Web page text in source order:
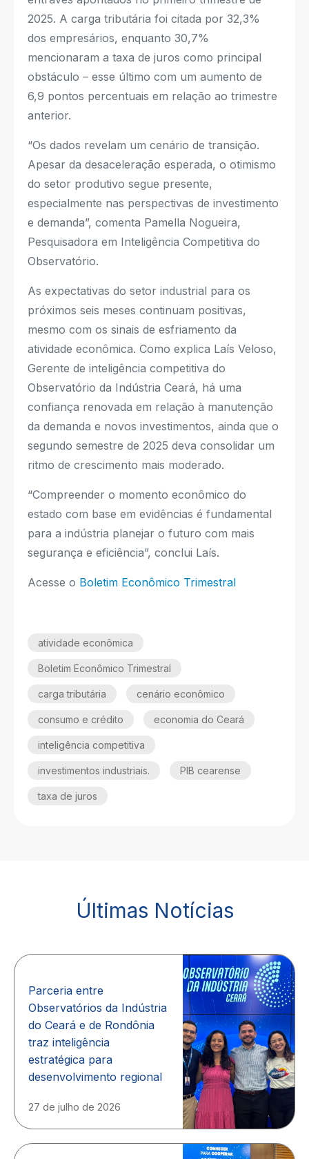
2025. A carga tributária foi citada por 32,3%
dos empresários, enquanto 30,7%
mencionaram a taxa de juros como principal
obstáculo – esse último com um aumento de
6,9 pontos percentuais em relação ao trimestre
anterior.
“Os dados revelam um cenário de transição.
Apesar da desaceleração esperada, o otimismo
do setor produtivo segue presente,
especialmente nas perspectivas de investimento
e demanda”, comenta Pamella Nogueira,
Pesquisadora em Inteligência Competitiva do
Observatório.
As expectativas do setor industrial para os
próximos seis meses continuam positivas,
mesmo com os sinais de esfriamento da
atividade econômica. Como explica Laís Veloso,
Gerente de inteligência competitiva do
Observatório da Indústria Ceará, há uma
confiança renovada em relação à manutenção
da demanda e novos investimentos, ainda que o
segundo semestre de 2025 deva consolidar um
ritmo de crescimento mais moderado.
“Compreender o momento econômico do
estado com base em evidências é fundamental
para a indústria planejar o futuro com mais
segurança e eficiência”, conclui Laís.
Acesse o Boletim Econômico Trimestral
atividade econômica
Boletim Econômico Trimestral
carga tributária cenário econômico
consumo e crédito economia do Ceará
inteligência competitiva
investimentos industriais. PIB cearense
taxa de juros
Últimas Notícias
Parceria entre
Observatórios da Indústria
do Ceará e de Rondônia
traz inteligência
estratégica para
desenvolvimento regional
27 de julho de 2026